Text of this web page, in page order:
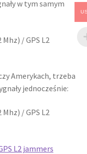
w tym samym
Mhz) / GPS L2
Amerykach, trzeba
jednocześnie:
Mhz) / GPS L2
L2 jammers